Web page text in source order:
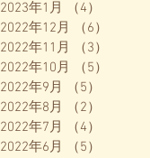
2023年1月
（4）
2022年12月
（6）
2022年11月
（3）
2022年10月
（5）
2022年9月
（5）
2022年8月
（2）
2022年7月
（4）
2022年6月
（5）